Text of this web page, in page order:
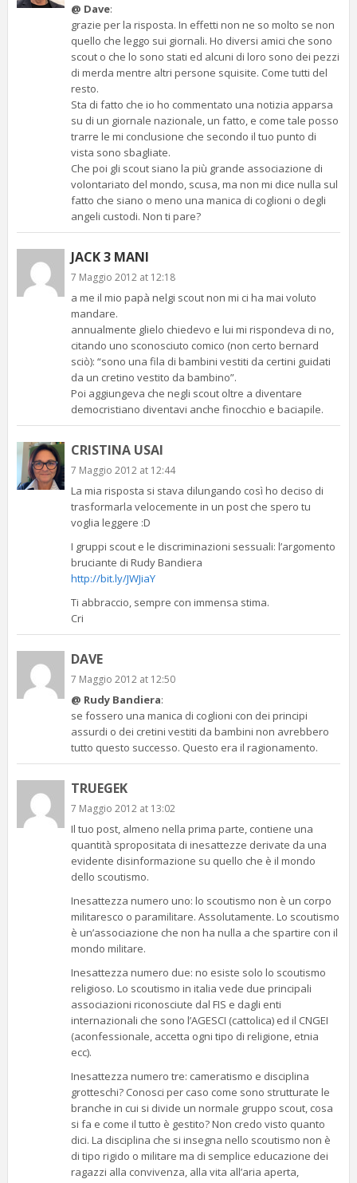
@ Dave:
grazie per la risposta. In effetti non ne so molto se non
quello che leggo sui giornali. Ho diversi amici che sono
scout o che lo sono stati ed alcuni di loro sono dei pezzi
di merda mentre altri persone squisite. Come tutti del
resto.
Sta di fatto che io ho commentato una notizia apparsa
su di un giornale nazionale, un fatto, e come tale posso
trarre le mi conclusione che secondo il tuo punto di
vista sono sbagliate.
Che poi gli scout siano la più grande associazione di
volontariato del mondo, scusa, ma non mi dice nulla sul
fatto che siano o meno una manica di coglioni o degli
angeli custodi. Non ti pare?
JACK 3 MANI
7 Maggio 2012 at 12:18
a me il mio papà nelgi scout non mi ci ha mai voluto
mandare.
annualmente glielo chiedevo e lui mi rispondeva di no,
citando uno sconosciuto comico (non certo bernard
sciò): “sono una fila di bambini vestiti da certini guidati
da un cretino vestito da bambino”.
Poi aggiungeva che negli scout oltre a diventare
democristiano diventavi anche finocchio e baciapile.
CRISTINA USAI
7 Maggio 2012 at 12:44
La mia risposta si stava dilungando così ho deciso di
trasformarla velocemente in un post che spero tu
voglia leggere :D
I gruppi scout e le discriminazioni sessuali: l’argomento
bruciante di Rudy Bandiera
http://bit.ly/JWJiaY
Ti abbraccio, sempre con immensa stima.
Cri
DAVE
7 Maggio 2012 at 12:50
@ Rudy Bandiera:
se fossero una manica di coglioni con dei principi
assurdi o dei cretini vestiti da bambini non avrebbero
tutto questo successo. Questo era il ragionamento.
TRUEGEK
7 Maggio 2012 at 13:02
Il tuo post, almeno nella prima parte, contiene una
quantità spropositata di inesattezze derivate da una
evidente disinformazione su quello che è il mondo
dello scoutismo.
Inesattezza numero uno: lo scoutismo non è un corpo
militaresco o paramilitare. Assolutamente. Lo scoutismo
è un’associazione che non ha nulla a che spartire con il
mondo militare.
Inesattezza numero due: no esiste solo lo scoutismo
religioso. Lo scoutismo in italia vede due principali
associazioni riconosciute dal FIS e dagli enti
internazionali che sono l’AGESCI (cattolica) ed il CNGEI
(aconfessionale, accetta ogni tipo di religione, etnia
ecc).
Inesattezza numero tre: cameratismo e disciplina
grotteschi? Conosci per caso come sono strutturate le
branche in cui si divide un normale gruppo scout, cosa
si fa e come il tutto è gestito? Non credo visto quanto
dici. La disciplina che si insegna nello scoutismo non è
di tipo rigido o militare ma di semplice educazione dei
ragazzi alla convivenza, alla vita all’aria aperta,